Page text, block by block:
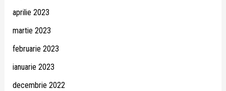
aprilie 2023
martie 2023
februarie 2023
ianuarie 2023
decembrie 2022